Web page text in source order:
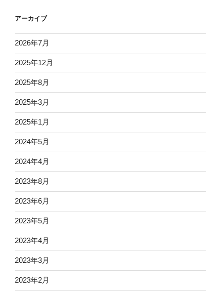
アーカイブ
2026年7月
2025年12月
2025年8月
2025年3月
2025年1月
2024年5月
2024年4月
2023年8月
2023年6月
2023年5月
2023年4月
2023年3月
2023年2月